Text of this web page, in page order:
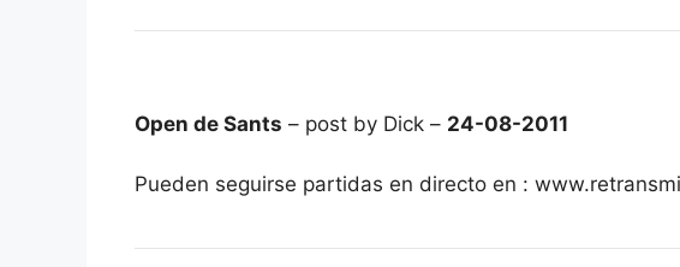
Open de Sants – post by Dick – 24-08-2011
Pueden seguirse partidas en directo en :